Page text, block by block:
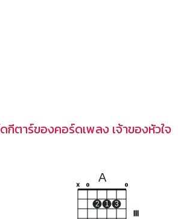
กีตาร์ของคอร์ดเพลง เจ้าของหัวใจ
A
x o
2 1 3
o